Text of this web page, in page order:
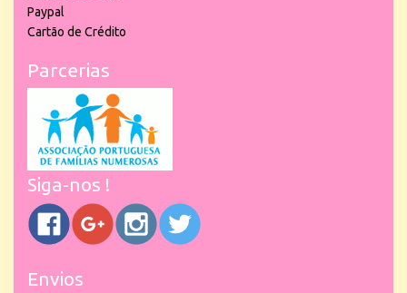
Paypal
Cartão de Crédito
Parcerias
Siga-nos !
Envios